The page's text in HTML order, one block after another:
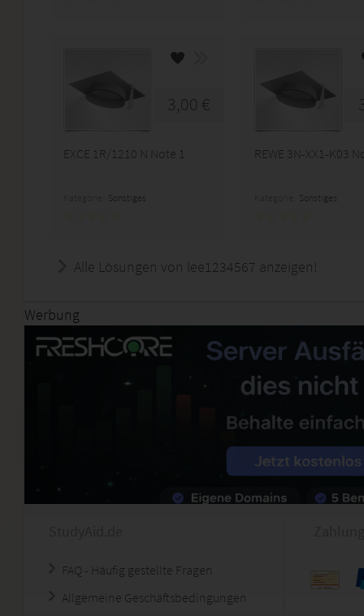
3,00 €
EXCE 1R/1210 N Note 1
Sonstiges
REWE 3N-XX1-K03
Sonstiges
Alle Lösungen von lee1234567 anzeigen!
Werbung
FAQ - Häufig gestellte Fragen
Allgemeine Geschäftsbedingungen